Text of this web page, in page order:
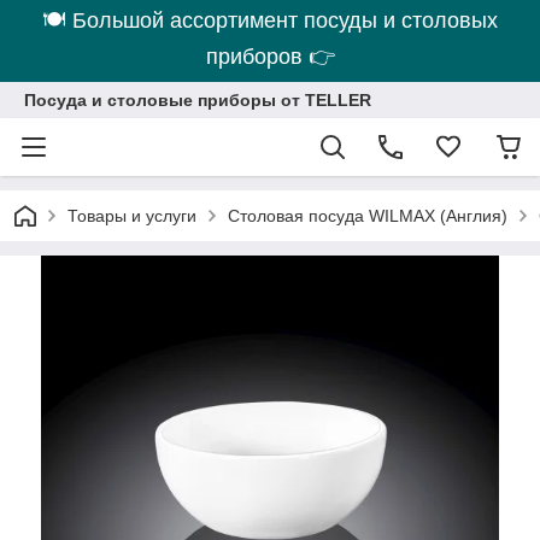
🍽 Большой ассортимент посуды и столовых
приборов 👉
Посуда и столовые приборы от TELLER
Товары и услуги Столовая посуда WILMAX (Англия)